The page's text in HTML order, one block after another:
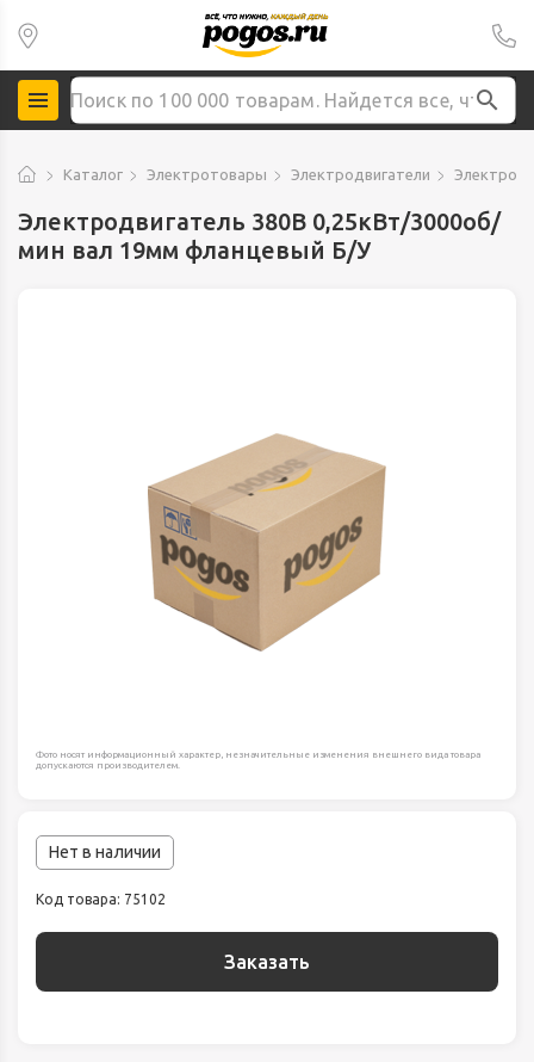
Каталог Электротовары Электродвигатели
Электродвигатель 380В 0,25кВт/3000об/
мин вал 19мм фланцевый Б/У
Фото носят информационный характер, незначительные изменения внешнего вида товара
допускаются производителем.
Нет в наличии
Код товара: 75102
Заказать